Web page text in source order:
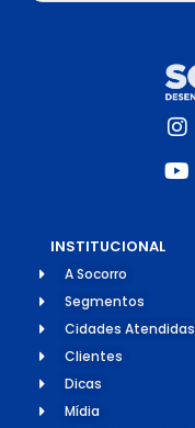
INSTITUCIONAL
A Socorro
Segmentos
Cidades Atendidas
Clientes
Dicas
Mídia